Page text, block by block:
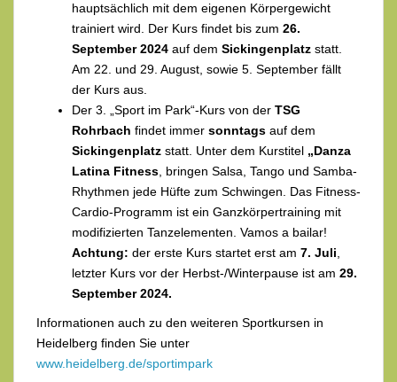
hauptsächlich mit dem eigenen Körpergewicht
trainiert wird. Der Kurs findet bis zum 26.
September 2024 auf dem Sickingenplatz statt.
Am 22. und 29. August, sowie 5. September fällt
der Kurs aus.
Der 3. „Sport im Park“-Kurs von der TSG
Rohrbach findet immer sonntags auf dem
Sickingenplatz statt. Unter dem Kurstitel „Danza
Latina Fitness , bringen Salsa, Tango und Samba-
Rhythmen jede Hüfte zum Schwingen. Das Fitness-
Cardio-Programm ist ein Ganzkörpertraining mit
modifizierten Tanzelementen. Vamos a bailar!
Achtung: der erste Kurs startet erst am 7. Juli
letzter Kurs vor der Herbst-/Winterpause ist am 29.
September 2024.
Informationen auch zu den weiteren Sportkursen in
Heidelberg finden Sie unter
www.heidelberg.de/sportimpark